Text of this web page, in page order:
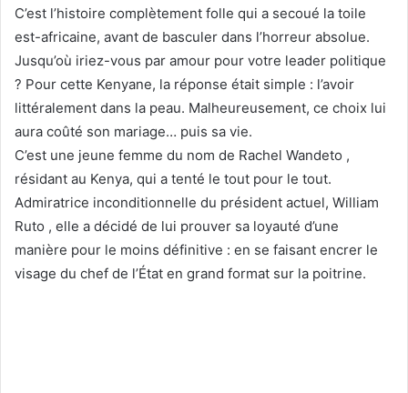
C’est l’histoire complètement folle qui a secoué la toile
est-africaine, avant de basculer dans l’horreur absolue.
Jusqu’où iriez-vous par amour pour votre leader politique
? Pour cette Kenyane, la réponse était simple : l’avoir
littéralement dans la peau. Malheureusement, ce choix lui
aura coûté son mariage… puis sa vie.
C’est une jeune femme du nom de Rachel Wandeto ,
résidant au Kenya, qui a tenté le tout pour le tout.
Admiratrice inconditionnelle du président actuel, William
Ruto , elle a décidé de lui prouver sa loyauté d’une
manière pour le moins définitive : en se faisant encrer le
visage du chef de l’État en grand format sur la poitrine.